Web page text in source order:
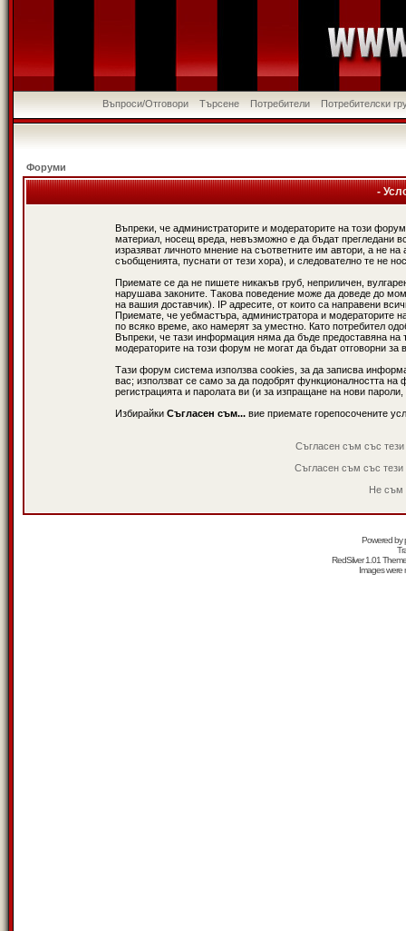
Въпроси/Отговори Търсене Потребители Потребителски
Форуми
-
Въпреки, че администраторите и модераторите на този
материал, носещ вреда, невъзможно е да бъдат прегледани
изразяват личното мнение на съответните им автори, а не
съобщенията, пуснати от тези хора), и следователно те не
Приемате се да не пишете никакъв груб, неприличен,
нарушава законите. Такова поведение може да доведе до
на вашия доставчик). IP адресите, от които са направени
Приемате, че уебмастъра, администратора и модераторите
по всяко време, ако намерят за уместно. Като потребител
Въпреки, че тази информация няма да бъде предоставяна
модераторите на този форум не могат да бъдат отговорни за
Тази форум система използва cookies, за да записва
вас; използват се само за да подобрят функционалността
регистрацията и паролата ви (и за изпращане на нови
Избирайки Съгласен съм... вие приемате горепосочените
Съгласен съм със
Съгласен съм със
Не съм
Powered by
RedSilver 1.01
Images were